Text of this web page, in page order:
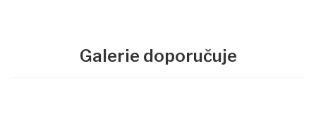
Galerie doporučuje